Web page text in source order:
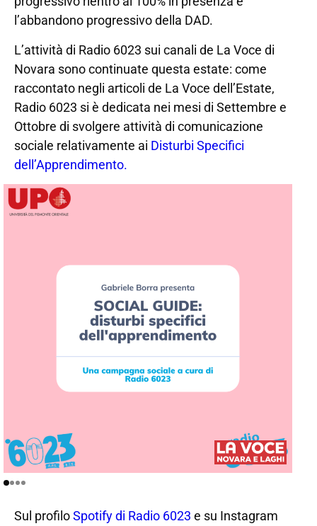
l’abbandono progressivo della DAD.
L’attività di Radio 6023 sui canali de La Voce di
Novara sono continuate questa estate: come
raccontato negli articoli de La Voce dell’Estate,
Radio 6023 si è dedicata nei mesi di Settembre e
Ottobre di svolgere attività di comunicazione
sociale relativamente ai Disturbi Specifici
dell’Apprendimento.
Sul profiloSpotify di Radio 6023 e su Instagram